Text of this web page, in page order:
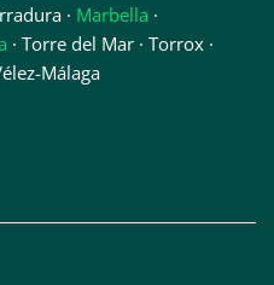
· Marbella ·
· Torre del Mar · Torrox ·
Málaga